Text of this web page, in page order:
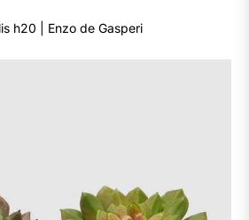
h20 | Enzo de Gasperi